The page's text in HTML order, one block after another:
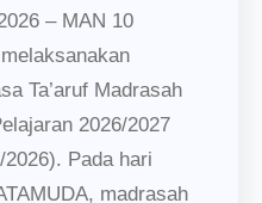
– MAN 10
Ta’aruf Madrasah
2026/2027
Pada hari
madrasah